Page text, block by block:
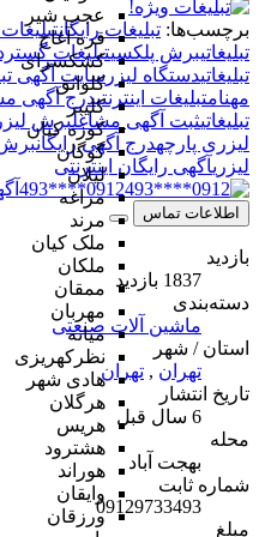
عجب شیر
قره آغاج
کشکسرای
کلوانق
کلیبر
کوزه کنان
گوگان
لیلان
مراغه
مرند
ملک کیان
ملکان
ممقان
مهربان
میانه
نظرکهریزی
هادی شهر
هرگلان
هریس
هشترود
هوراند
وایقان
ورزقان
برچسب‌ها: تبلیغات رایگان
تبلیغاتیبرش پلکسیتبلیغات
تبلیغاتیدستگاه لیزر سایت آگهی
مهنامتبلیغات اینترنتیدرج آگهی
تبلیغاتیثبت آگهی مشاغلبرش
لیزری پارچهدرج آگهی رایگانبرش
لیزریآگهی رایگان اینترنتی
0912****493
اطلاعات تماس
بازدید
1837 بازدید
دسته‌بندی
ماشین آلات صنعتی
استان / شهر
تهران , تهران
تاریخ انتشار
6 سال قبل
محله
بهجت آباد
شماره ثابت
09129733493
مبلغ